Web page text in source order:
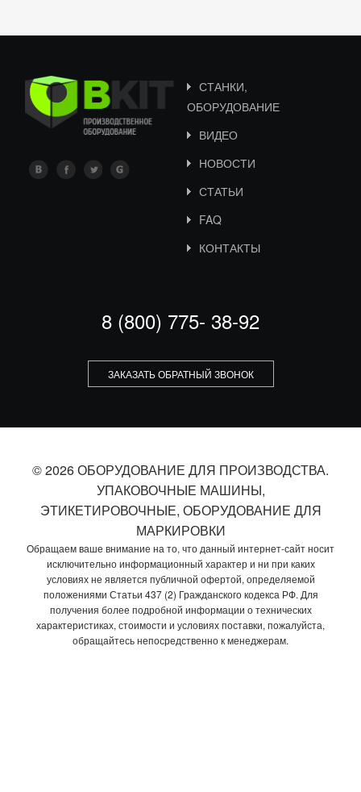
СТАНКИ,
ОБОРУДОВАНИЕ
ВИДЕО
НОВОСТИ
СТАТЬИ
FAQ
КОНТАКТЫ
8 (800) 775- 38-92
ЗАКАЗАТЬ ОБРАТНЫЙ ЗВОНОК
© 2026 ОБОРУДОВАНИЕ ДЛЯ ПРОИЗВОДСТВА.
УПАКОВОЧНЫЕ МАШИНЫ,
ЭТИКЕТИРОВОЧНЫЕ, ОБОРУДОВАНИЕ ДЛЯ
МАРКИРОВКИ
Обращаем ваше внимание на то, что данный интернет-сайт носит
исключительно информационный характер и ни при каких
условиях не является публичной офертой, определяемой
положениями Статьи 437 (2) Гражданского кодекса РФ. Для
получения более подробной информации о технических
характеристиках, стоимости и условиях поставки, пожалуйста,
обращайтесь непосредственно к менеджерам.